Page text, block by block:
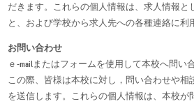
だきます。これらの個人情報は、求人情報と
と、および学校から求人先への各種連絡に利
お問い合わせ
ｅ-mailまたはフォームを使用して本校へ問い
この際、皆様は本校に対し，問い合わせや相
を送信します。これらの個人情報は、本校が